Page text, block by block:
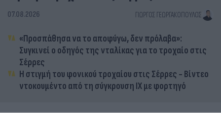
07.08.2026 ΓΙΏΡΓΟΣ ΓΕΩΡΓΑΚΌΠΟΥΛΟΣ
«Προσπάθησα να το αποφύγω, δεν πρόλαβα»:
Συγκινεί ο οδηγός της νταλίκας για το τροχαίο στις
Σέρρες
Η στιγμή του φονικού τροχαίου στις Σέρρες - Βίντεο
ντοκουμέντο από τη σύγκρουση ΙΧ με φορτηγό